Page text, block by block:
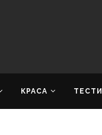
КРАСА ТЕСТИ